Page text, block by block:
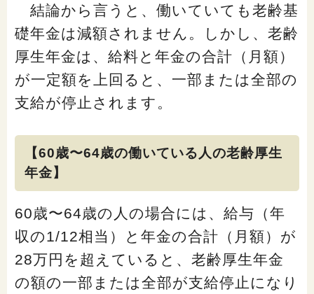
結論から言うと、働いていても老齢基
礎年金は減額されません。しかし、老齢
厚生年金は、給料と年金の合計（月額）
が一定額を上回ると、一部または全部の
支給が停止されます。
【60歳〜64歳の働いている人の老齢厚生
年金】
60歳〜64歳の人の場合には、給与（年
収の1/12相当）と年金の合計（月額）が
28万円を超えていると、老齢厚生年金
の額の一部または全部が支給停止になり